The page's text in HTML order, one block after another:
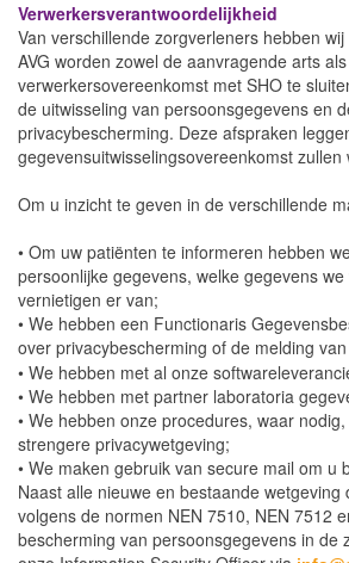
Verwerkersverantwoordelijkheid
Van verschillende zorgverleners hebben
AVG worden zowel de aanvragende arts
verwerkersovereenkomst met SHO te
de uitwisseling van persoonsgegevens en
privacybescherming. Deze afspraken
gegevensuitwisselingsovereenkomst
Om u inzicht te geven in de verschillende
• Om uw patiënten te informeren hebben
persoonlijke gegevens, welke gegevens
vernietigen er van;
• We hebben een Functionaris
over privacybescherming of de melding
• We hebben met al onze
• We hebben met partner laboratoria
• We hebben onze procedures, waar
strengere privacywetgeving;
• We maken gebruik van secure mail om
Naast alle nieuwe en bestaande
volgens de normen NEN 7510, NEN 7512
bescherming van persoonsgegevens in